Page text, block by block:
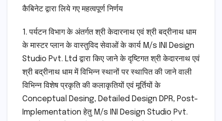
कैबिनेट द्वारा लिये गए महत्वपूर्ण निर्णय
1. पर्यटन विभाग के अंतर्गत श्री केदारनाथ एवं श्री बद्रीनाथ धाम
के मास्टर प्लान के वास्तुविद सेवाओं के कार्य M/s INI Design
Studio Pvt. Ltd द्वारा किए जाने के दृष्टिगत श्री केदारनाथ एवं
श्री बद्रीनाथ धाम में विभिन्न स्थानों पर स्थापित की जाने वाली
विभिन्न विशेष प्रकृति की कलाकृतियों एवं मूर्तियों के
Conceptual Desing, Detailed Design DPR, Post-
Implementation हेतु M/s INI Design Studio Pvt.